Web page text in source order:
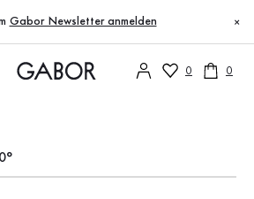
Gabor Newsletter anmelden ×
0 0